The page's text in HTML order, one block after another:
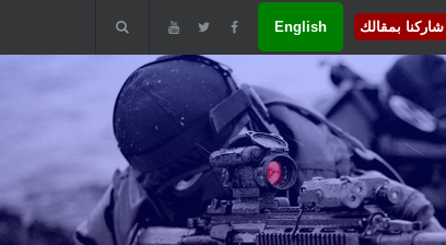
شاركنا بمقالك English